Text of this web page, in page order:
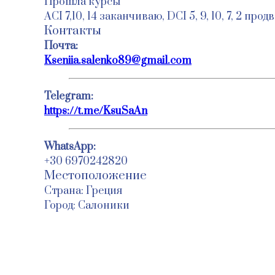
АСI 7,10, 14 заканчиваю, DCI 5, 9, 10, 7, 2
Контакты
Почта:
Kseniia.salenko89@gmail.com
Telegram:
https://t.me/KsuSaAn
WhatsApp:
+30 6970242820
Местоположение
Страна: Греция
Город: Салоники